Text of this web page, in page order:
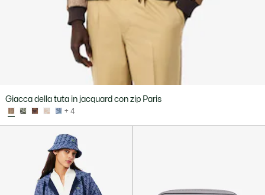
Giacca della tuta in jacquard con zip Paris
+ 4